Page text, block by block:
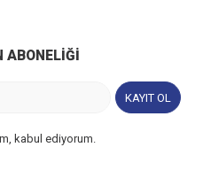
ABONELIĞI
KAYIT OL
kabul ediyorum.